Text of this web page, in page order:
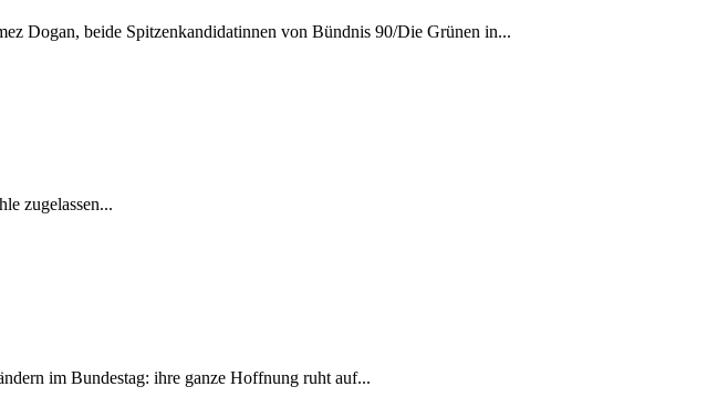
Dogan, beide Spitzenkandidatinnen von Bündnis 90/Die Grünen in...
zugelassen...
im Bundestag: ihre ganze Hoffnung ruht auf...